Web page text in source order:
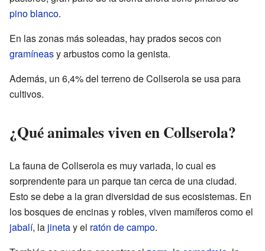
pino blanco.
En las zonas más soleadas, hay prados secos con
gramíneasy arbustos como la genista.
Además, un 6,4% del terreno de Collserola se usa para
cultivos.
¿Qué animales viven en Collserola?
La fauna de Collserola es muy variada, lo cual es
sorprendente para un parque tan cerca de una ciudad.
Esto se debe a la gran diversidad de sus ecosistemas. En
los bosques de encinas y robles, viven mamíferos como el
jabalí, la jinetay el ratón de campo.